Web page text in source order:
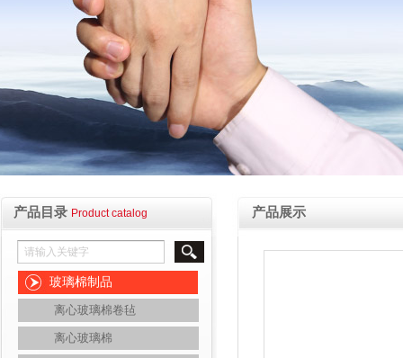
产品目录 Product catalog
玻璃棉制品
离心玻璃棉卷毡
离心玻璃棉
产品展示